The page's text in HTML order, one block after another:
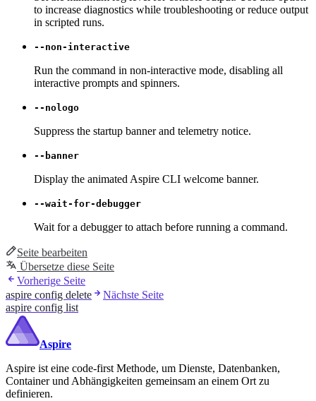
to increase diagnostics while troubleshooting or reduce output
in scripted runs.
--non-interactive
Run the command in non-interactive mode, disabling all
interactive prompts and spinners.
--nologo
Suppress the startup banner and telemetry notice.
--banner
Display the animated Aspire CLI welcome banner.
--wait-for-debugger
Wait for a debugger to attach before running a command.
Seite bearbeiten
Übersetze diese Seite
Vorherige Seite
aspire config delete
Nächste Seite
aspire config list
Aspire
Aspire ist eine code-first Methode, um Dienste, Datenbanken,
Container und Abhängigkeiten gemeinsam an einem Ort zu
definieren.